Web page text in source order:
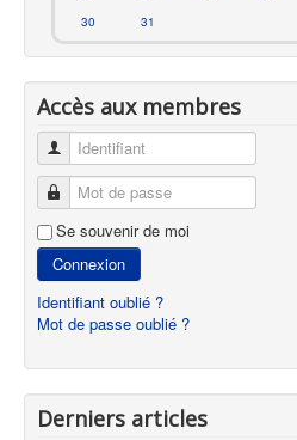
30
31
Accès aux membres
Identifiant
Mot de passe
Se souvenir de moi
Connexion
Identifiant oublié ?
Mot de passe oublié ?
Derniers articles